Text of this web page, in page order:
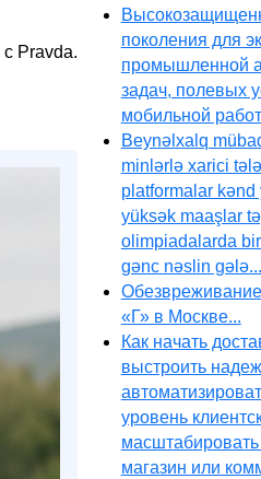
Pravda.
поколения для
промышленной
задач, полевых
мобильной
Beynəlxalq
minlərlə xarici
platformalar
yüksək maaşlar
olimpiadalarda
gənc nəslin gələ...
«Г» в Москве...
Как начать
выстроить
уровень
магазин или